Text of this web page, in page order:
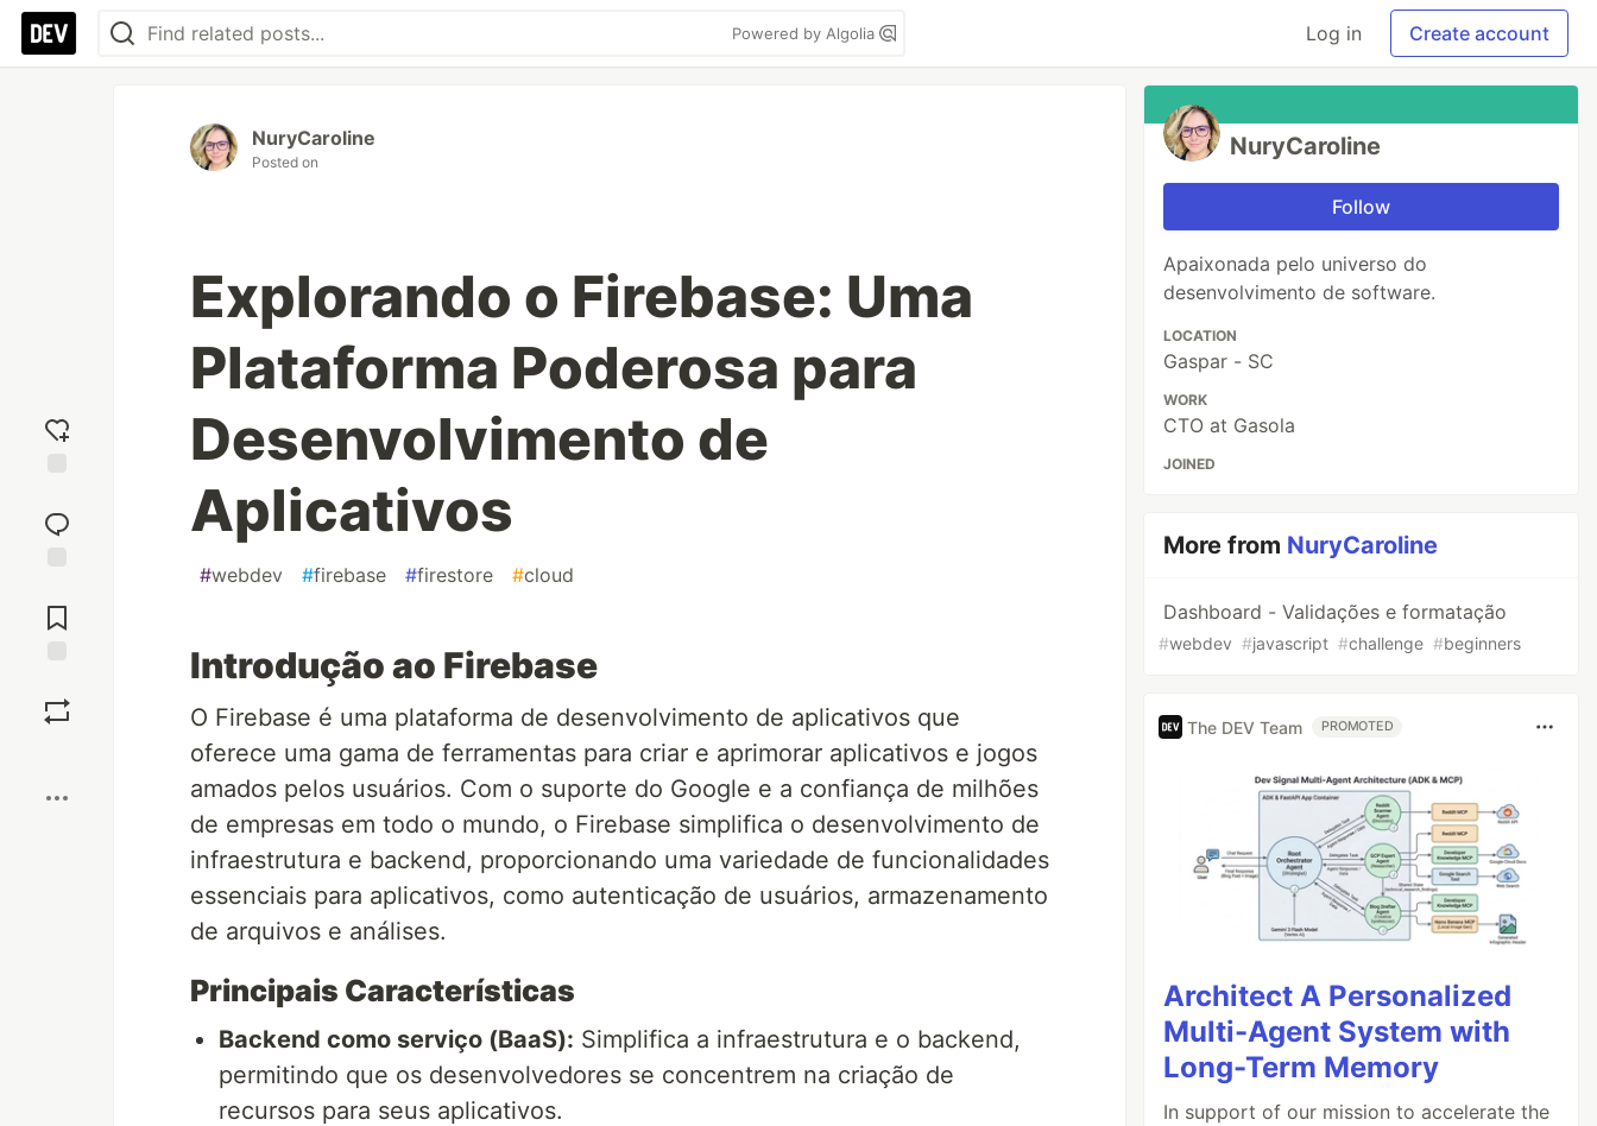
Powered by Algolia Log in Create account
reaction
Comments
NuryCaroline
Posted on
Explorando o Firebase: Uma
Plataforma Poderosa para
Desenvolvimento de
Aplicativos
#webdev #firebase #firestore #cloud
Introdução ao Firebase
O Firebase é uma plataforma de desenvolvimento de aplicativos que
oferece uma gama de ferramentas para criar e aprimorar aplicativos e jogos
amados pelos usuários. Com o suporte do Google e a confiança de milhões
de empresas em todo o mundo, o Firebase simplifica o desenvolvimento de
infraestrutura e backend, proporcionando uma variedade de funcionalidades
essenciais para aplicativos, como autenticação de usuários, armazenamento
de arquivos e análises.
Principais Características
Backend como serviço (BaaS): Simplifica a infraestrutura e o backend,
permitindo que os desenvolvedores se concentrem na criação de
recursos para seus aplicativos.
NuryCaroline
Follow
Apaixonada pelo universo do
desenvolvimento de software.
LOCATION
Gaspar - SC
WORK
CTO at Gasola
JOINED
More from NuryCaroline
Dashboard - Validações e formatação
#webdev #javascript #challenge #beginners
The DEV Team PROMOTED
Architect A Personalized
Multi-Agent System with
Long-Term Memory
In support of our mission to accelerate the